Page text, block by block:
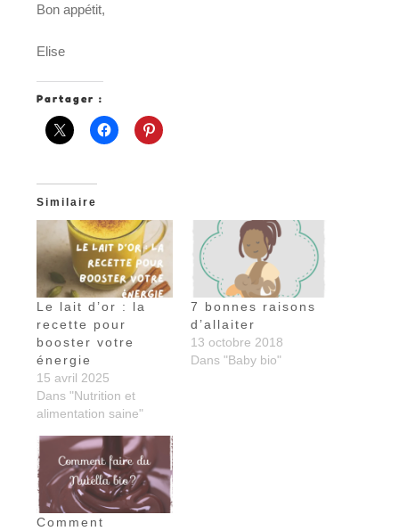
Bon appétit,
Elise
Partager :
Similaire
Le lait d’or : la
recette pour
booster votre
énergie
15 avril 2025
Dans "Nutrition et
alimentation saine"
7 bonnes raisons
d’allaiter
13 octobre 2018
Dans "Baby bio"
Comment